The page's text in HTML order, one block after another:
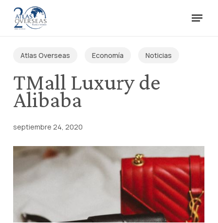
main
Menu
Atlas Overseas Economía Noticias
TMall Luxury de
Alibaba
septiembre 24, 2020